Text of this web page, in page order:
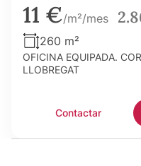
11 €/m²/mes
260 m²
OFICINA EQUIPADA.
LLOBREGAT
Contactar